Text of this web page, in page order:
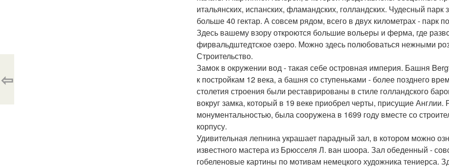
итальянских, испанских, фламандских, голландских. Чудесный парк
больше 40 гектар. А совсем рядом, всего в двух километрах - парк
Здесь вашему взору откроются большие вольеры и ферма, где
фирвальдштедтское озеро. Можно здесь полюбоваться нежными
Строительство.
Замок в окружении вод - такая себе островная империя. Башня
к постройкам 12 века, а башня со ступеньками - более позднего
столетия строения были реставрированы в стиле голландского
вокруг замка, который в 19 веке приобрел черты, присущие Англии.
монументальностью, была сооружена в 1699 году вместе со
корпусу.
Удивительная лепнина украшает парадный зал, в котором можно
известного мастера из Брюсселя Л. ван шоора. Зал обеденный -
гобеленовые картины по мотивам немецкого художника тениерса.
⇦